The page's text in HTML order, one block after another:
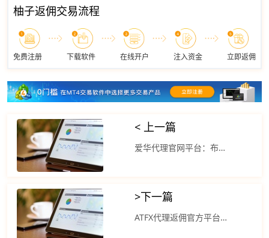
柚子返佣交易流程
免费注册 下载软件 在线开户 注入资金 立即返佣
< 上一篇
爱华代理官网平台：布伦特原油期货7月合约结算跌幅5.29美元
>下一篇
ATFX代理返佣官方平台：NYMEX美原油油价高位等待 日内波动较大